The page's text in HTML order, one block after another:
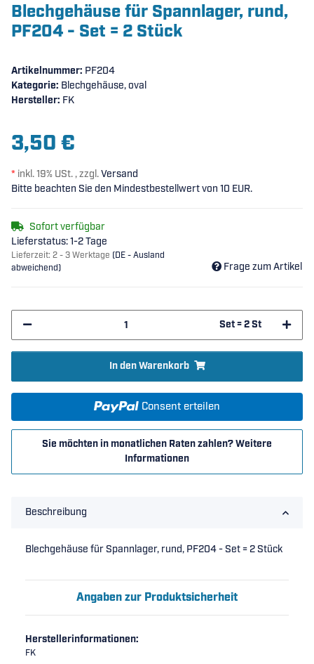
Blechgehäuse für Spannlager, rund,
PF204 - Set = 2 Stück
Artikelnummer: PF204
Kategorie: Blechgehäuse, oval
Hersteller: FK
3,50 €
* inkl. 19% USt. , zzgl.Versand
Bitte beachten Sie den Mindestbestellwert von 10 EUR.
Sofort verfügbar
Lieferstatus: 1-2 Tage
Lieferzeit: 2 - 3 Werktage (DE - Ausland
abweichend)
Frage zum Artikel
Set = 2 St
In den Warenkorb
Consent erteilen
Sie möchten in monatlichen Raten zahlen?Weitere
Informationen
Beschreibung
Blechgehäuse für Spannlager, rund, PF204 - Set = 2 Stück
Angaben zur Produktsicherheit
Herstellerinformationen:
FK